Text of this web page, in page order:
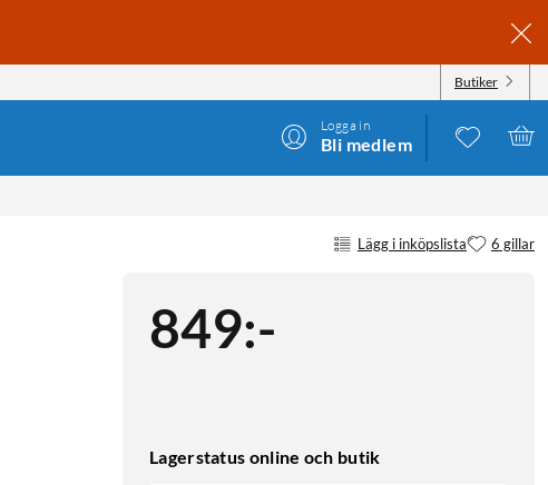
Butiker
Logga in
Bli medlem
Lägg i inköpslista 6 gillar
849:-
Lagerstatus online och butik